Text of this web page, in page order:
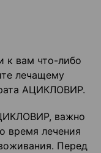
к вам что-либо
лечащему
АЦИКЛОВИР.
важно
время лечения
Перед